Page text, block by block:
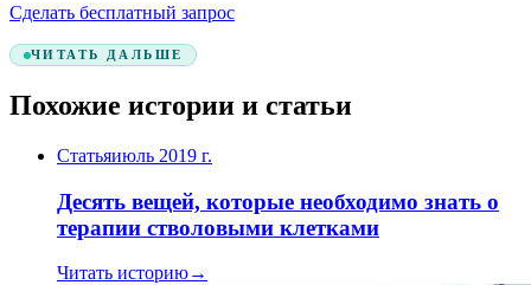
Сделать бесплатный запрос
ЧИТАТЬ ДАЛЬШЕ
Похожие истории и статьи
Статьяиюль 2019 г.
Десять вещей, которые необходимо знать о
терапии стволовыми клетками
Читать историю→